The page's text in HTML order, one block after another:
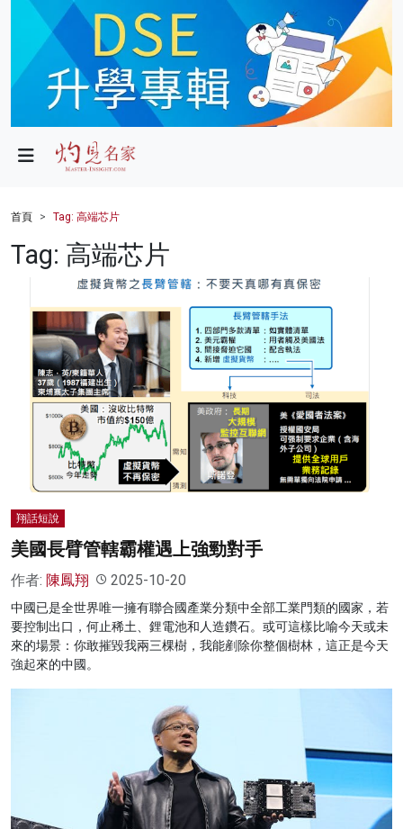
政局
財經
科技
影片
名家榜
灼見活動
首頁 Tag: 高端芯片
Tag: 高端芯片
翔話短說
美國長臂管轄霸權遇上強勁對手
作者: 陳鳳翔 2025-10-20
中國已是全世界唯一擁有聯合國產業分類中全部工業門類的國家，若
要控制出口，何止稀土、鋰電池和人造鑽石。或可這樣比喻今天或未
來的場景：你敢摧毀我兩三棵樹，我能剷除你整個樹林，這正是今天
強起來的中國。